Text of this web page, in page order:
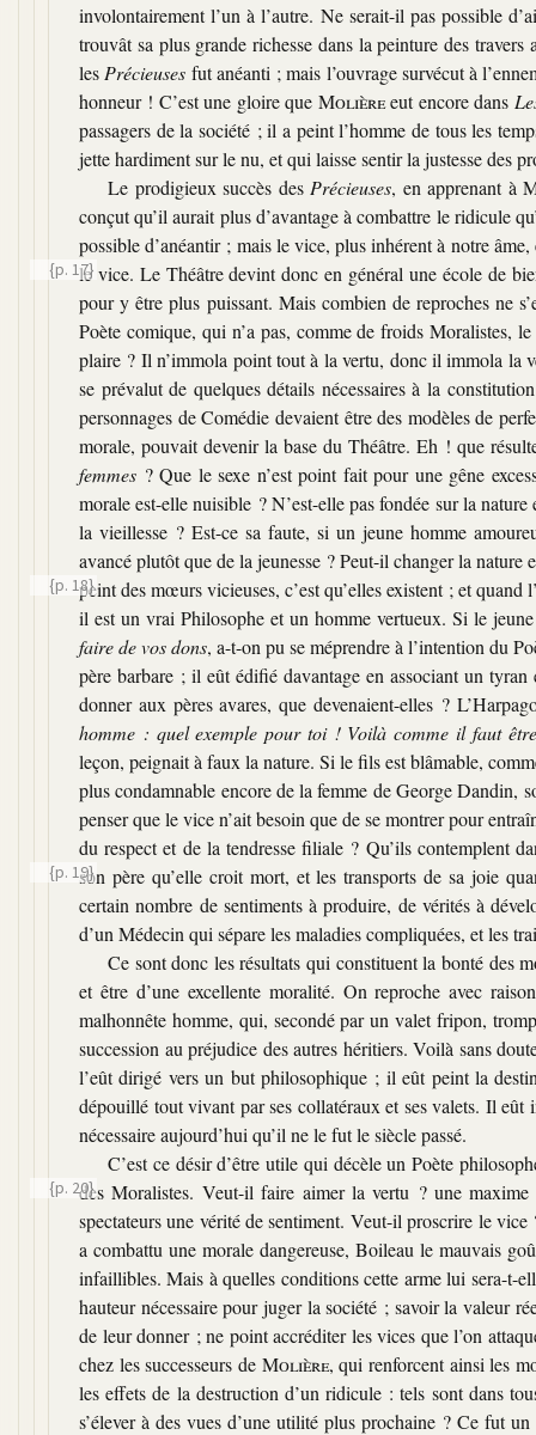
involontairement l’un à l’autre. Ne serait-il pas possible
trouvât sa plus grande richesse dans la peinture des
les Précieuses fut anéanti ; mais l’ouvrage survécut à
honneur ! C’est une gloire que Molièreeut encore dans
passagers de la société ; il a peint l’homme de tous les
jette hardiment sur le nu, et qui laisse sentir la justesse des
Le prodigieux succès des Précieuses, en apprenant à
conçut qu’il aurait plus d’avantage à combattre le ridicule
possible d’anéantir ; mais le vice, plus inhérent à notre
le vice. Le Théâtre devint donc en général une école de
{p. 17}
pour y être plus puissant. Mais combien de reproches ne
Poète comique, qui n’a pas, comme de froids Moralistes,
plaire ? Il n’immola point tout à la vertu, donc il immola la
se prévalut de quelques détails nécessaires à la
personnages de Comédie devaient être des modèles de
morale, pouvait devenir la base du Théâtre. Eh ! que
femmes ? Que le sexe n’est point fait pour une gêne
morale est-elle nuisible ? N’est-elle pas fondée sur la
la vieillesse ? Est-ce sa faute, si un jeune homme
avancé plutôt que de la jeunesse ? Peut-il changer la nature
peint des mœurs
{p. 18}
vicieuses, c’est qu’elles existent ; et
il est un vrai Philosophe et un homme vertueux. Si le
faire de vos dons, a-t-on pu se méprendre à l’intention du
père barbare ; il eût édifié davantage en associant un
donner aux pères avares, que devenaient-elles ?
homme : quel exemple pour toi ! Voilà comme il faut
leçon, peignait à faux la nature. Si le fils est blâmable,
plus condamnable encore de la femme de George Dandin,
penser que le vice n’ait besoin que de se montrer pour
du respect et de la tendresse filiale ? Qu’ils contemplent
son père qu’elle croit mort, et les transports de sa joie
{p. 19}
certain nombre de sentiments à produire, de vérités à
d’un Médecin qui sépare les maladies compliquées, et les
Ce sont donc les résultats qui constituent la bonté des
et être d’une excellente moralité. On reproche avec
malhonnête homme, qui, secondé par un valet fripon,
succession au préjudice des autres héritiers. Voilà sans
l’eût dirigé vers un but philosophique ; il eût peint la
dépouillé tout vivant par ses collatéraux et ses valets. Il eût
nécessaire aujourd’hui qu’il ne le fut le siècle passé.
C’est ce désir d’être utile qui décèle un Poète
des Moralistes.
{p. 20}
Veut-il faire aimer la vertu ? une maxime
spectateurs une vérité de sentiment. Veut-il proscrire le
a combattu une morale dangereuse, Boileau le mauvais
infaillibles. Mais à quelles conditions cette arme lui sera-t-
hauteur nécessaire pour juger la société ; savoir la valeur
de leur donner ; ne point accréditer les vices que l’on
chez les successeurs de Molière, qui renforcent ainsi les
les effets de la destruction d’un ridicule : tels sont dans
s’élever à des vues d’une utilité plus prochaine ? Ce fut